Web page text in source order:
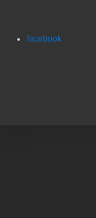
facebook